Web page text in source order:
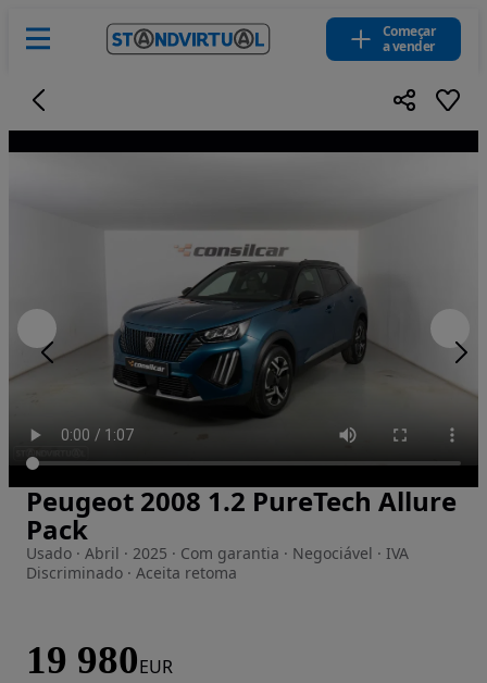
Começar
a vender
Imagem 1 de 28
Peugeot 2008 1.2 PureTech Allure
Pack
Usado · Abril · 2025 · Com garantia · Negociável · IVA
Discriminado · Aceita retoma
19 980EUR